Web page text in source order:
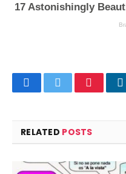
FacebookTwitterPinterest
RELATED POSTS